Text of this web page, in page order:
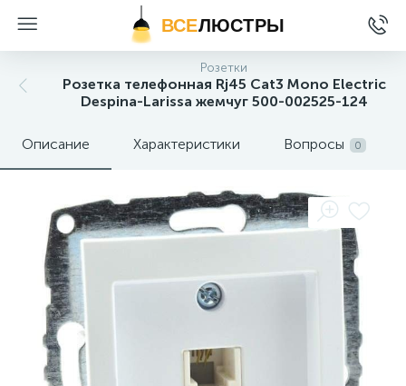
ВСЕЛЮСТРЫ
Розетки
Розетка телефонная Rj45 Cat3 Mono Electric
Despina-Larissa жемчуг 500-002525-124
Описание Характеристики Вопросы 0